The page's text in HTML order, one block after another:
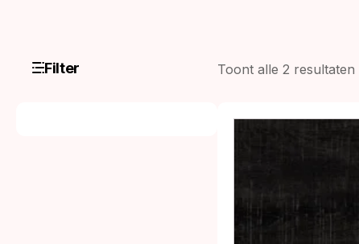
Filter Toont alle 2 resultaten